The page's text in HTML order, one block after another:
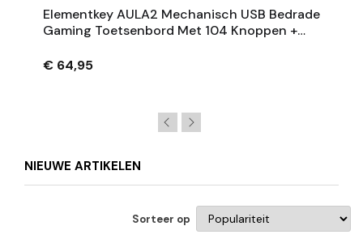
Elementkey AULA2 Mechanisch USB Bedrade
Gaming Toetsenbord Met 104 Knoppen +
Schakelaar)
€ 64,95
NIEUWE ARTIKELEN
Sorteer op